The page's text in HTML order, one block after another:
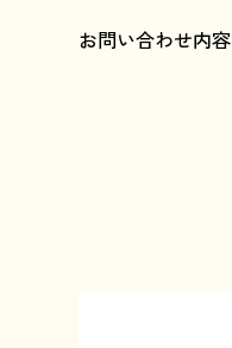
お問い合わせ内容